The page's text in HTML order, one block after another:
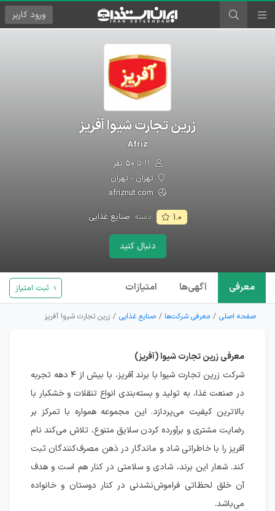
ورود کاربر
زرین تجارت شیوا آفریز
Afriz
تهران - تهران
۱.۰ دسته:صنایع غذایی
دنبال کنید
معرفی آگهی‌ها امتیازات ثبت امتیاز
صفحه اصلی معرفی شرکت‌ها صنایع غذایی زرین تجارت شیوا آفریز
معرفی زرین تجارت شیوا (آفریز)
شرکت زرین تجارت شیوا با برند آفریز، با بیش از ۴ دهه تجربه
در صنعت غذا، به تولید و بسته‌بندی انواع تنقلات و خشکبار با
بالاترین کیفیت می‌پردازد. این مجموعه همواره با تمرکز بر
رضایت مشتری و برآورده کردن سلایق متنوع، تلاش می‌کند نام
آفریز را با خاطراتی شاد و ماندگار در ذهن مصرف‌کنندگان ثبت
کند. شعار این برند، شادی و سلامتی در کنار هم است و هدف
آن خلق لحظاتی فراموش‌نشدنی در کنار دوستان و خانواده
می‌باشد.